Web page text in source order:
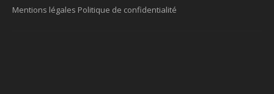
Mentions légales Politique de confidentialité